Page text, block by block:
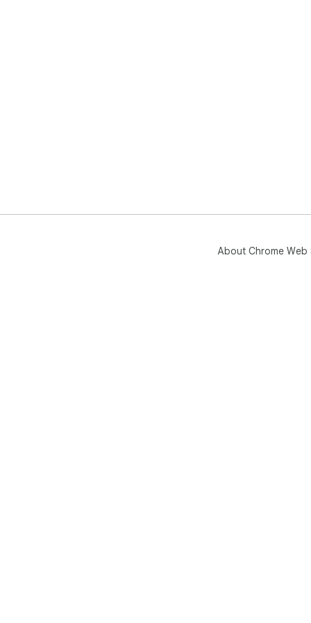
About Chrome Web